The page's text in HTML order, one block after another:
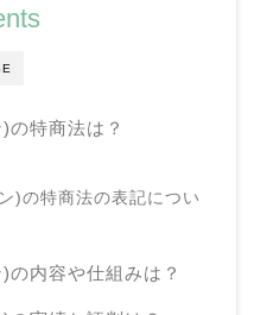
特商法は？
)の特商法の表記につい
内容や仕組みは？